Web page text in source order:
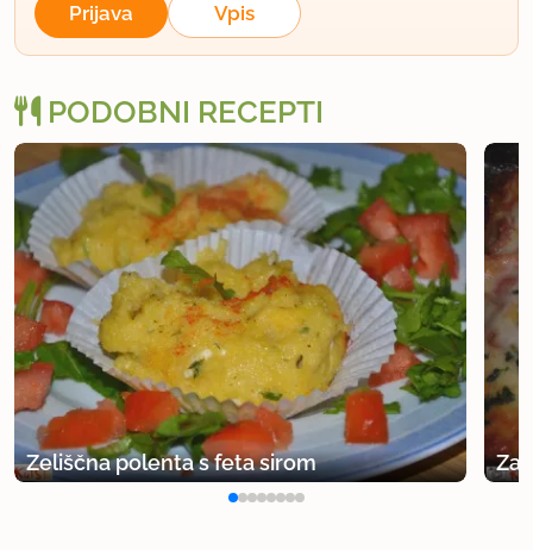
6goth6
član od 2011 35 sporočil
JA,ČE JE ZDROB NAVADEN JE VEČ ČASA.SICER PA
PRIBLIŽNO VEMO,KDAJ JE KUHANA :)
uporabno
Prijava Vpis
PODOBNI RECEPTI
Zeliščna polenta s feta sirom